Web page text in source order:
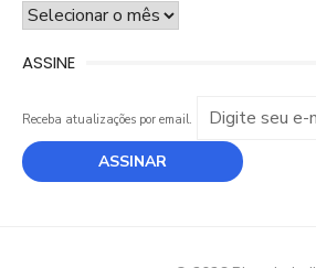
ARQUIVO
ASSINE
Receba atualizações por email.